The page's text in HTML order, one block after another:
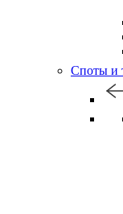
Споты и